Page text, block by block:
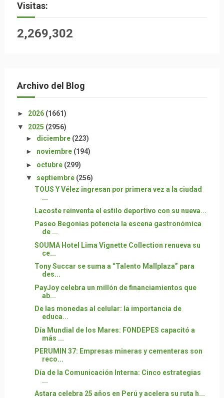
Visitas:
2,269,302
Archivo del Blog
► 2026 (1661)
▼ 2025 (2956)
► diciembre (223)
► noviembre (194)
► octubre (299)
▼ septiembre (256)
TOUS Y Vélez ingresan por primera vez a la ciudad
...
Lacoste reinventa el estilo deportivo con su nueva...
Paseo Begonias potencia la escena gastronómica
de ...
SOUMA Hotel Lima Vignette Collection renueva su
ce...
Tony Succar se suma a “Talento Mallplaza” para
des...
PayJoy celebra un millón de financiamientos que
ab...
De las monedas al celular: la importancia de
educa...
Día Mundial de los Mares: FONDEPES capacitó a
más ...
PERUMIN 37: Empresas mineras y cementeras son
reco...
Día de la Comunicación Interna: Cinco estrategias
...
Astara celebra 25 años en Perú y acelera su ruta h...